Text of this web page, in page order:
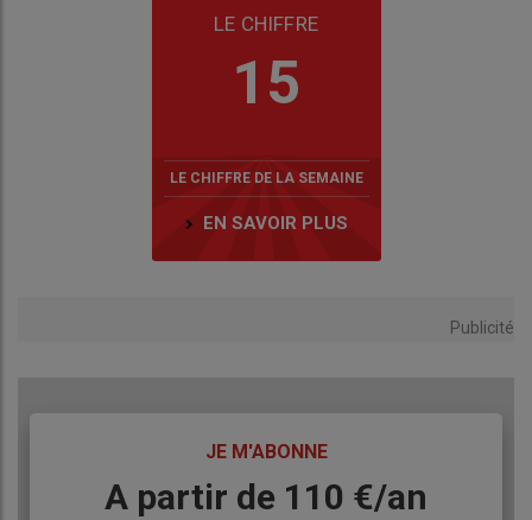
LE CHIFFRE
15
LE CHIFFRE DE LA SEMAINE
EN SAVOIR PLUS
Publicité
JE M'ABONNE
BodyA partir de 110 €/an